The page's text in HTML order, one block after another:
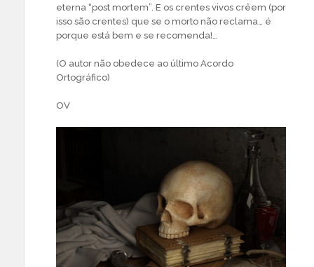
eterna “post mortem”. E os crentes vivos crêem (por
isso são crentes) que se o morto não reclama… é
porque está bem e se recomenda!…
(O autor não obedece ao último Acordo
Ortográfico)
OV